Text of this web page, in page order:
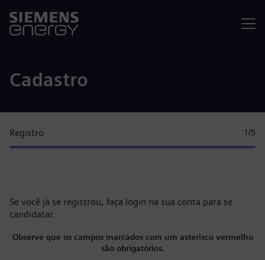
Cadastro
Registro 1 /5
Se você já se registrou, faça login na sua conta para se
candidatar.
Observe que os campos marcados com um asterisco vermelho
são obrigatórios.